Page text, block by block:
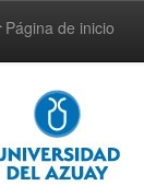
Página de inicio